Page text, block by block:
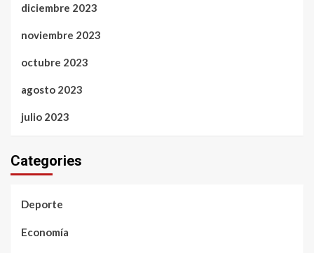
diciembre 2023
noviembre 2023
octubre 2023
agosto 2023
julio 2023
Categories
Deporte
Economía